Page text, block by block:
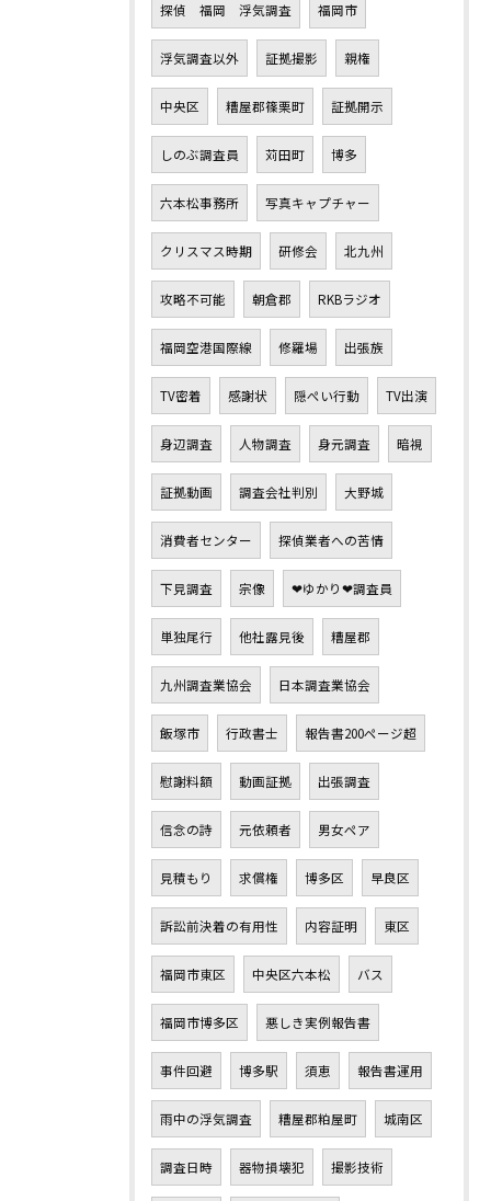
探偵 福岡 浮気調査 福岡市
浮気調査以外 証拠撮影 親権
中央区 糟屋郡篠栗町 証拠開示
しのぶ調査員 苅田町 博多
六本松事務所 写真キャプチャー
クリスマス時期 研修会 北九州
攻略不可能 朝倉郡 RKBラジオ
福岡空港国際線 修羅場 出張族
TV密着 感謝状 隠ぺい行動 TV出演
身辺調査 人物調査 身元調査 暗視
証拠動画 調査会社判別 大野城
消費者センター 探偵業者への苦情
下見調査 宗像 ❤ゆかり❤調査員
単独尾行 他社露見後 糟屋郡
九州調査業協会 日本調査業協会
飯塚市 行政書士 報告書200ページ超
慰謝料額 動画証拠 出張調査
信念の詩 元依頼者 男女ペア
見積もり 求償権 博多区 早良区
訴訟前決着の有用性 内容証明 東区
福岡市東区 中央区六本松 バス
福岡市博多区 悪しき実例報告書
事件回避 博多駅 須恵 報告書運用
雨中の浮気調査 糟屋郡粕屋町 城南区
調査日時 器物損壊犯 撮影技術